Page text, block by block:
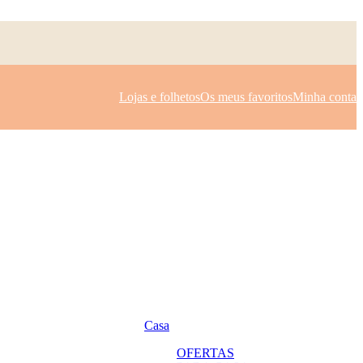
Lojas e folhetosOs meus favoritosMinha conta
Casa
OFERTAS